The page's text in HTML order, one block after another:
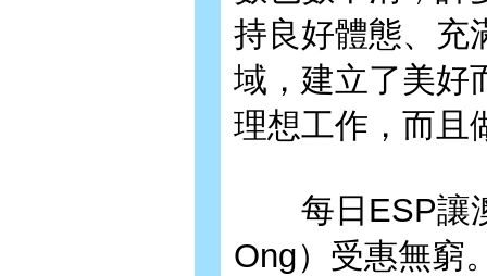
持良好體態、充
域，建立了美好
理想工作，而且
每日ESP讓澳
Ong）受惠無窮